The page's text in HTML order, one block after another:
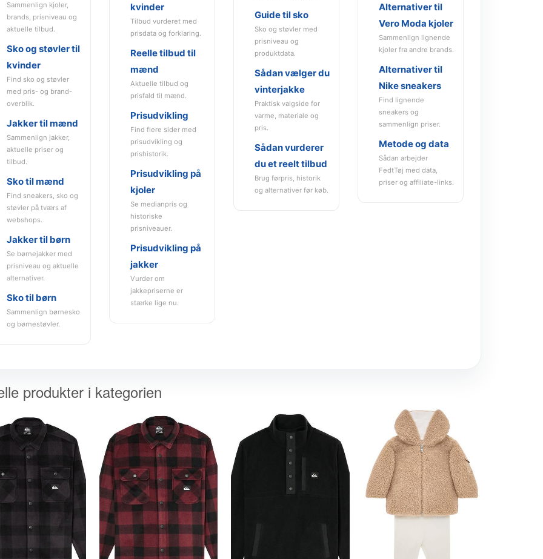
Sammenlign kjoler,
brands, prisniveau og
aktuelle tilbud.
Sko og støvler til
kvinder
Find sko og støvler
med pris- og brand-
overblik.
Jakker til mænd
Sammenlign jakker,
aktuelle priser og
tilbud.
Sko til mænd
Find sneakers, sko og
støvler på tværs af
webshops.
Jakker til børn
Se børnejakker med
prisniveau og aktuelle
alternativer.
Sko til børn
Sammenlign børnesko
og børnestøvler.
kvinder
Tilbud vurderet med
prisdata og forklaring.
Reelle tilbud til
mænd
Aktuelle tilbud og
prisfald til mænd.
Prisudvikling
Find flere sider med
prisudvikling og
prishistorik.
Prisudvikling på
kjoler
Se medianpris og
historiske
prisniveauer.
Prisudvikling på
jakker
Vurder om
jakkepriserne er
stærke lige nu.
Guide til sko
Sko og støvler med
prisniveau og
produktdata.
Sådan vælger du
vinterjakke
Praktisk valgside for
varme, materiale og
pris.
Sådan vurderer
du et reelt tilbud
Brug førpris, historik
og alternativer før køb.
Alternativer til
Vero Moda kjoler
Sammenlign lignende
kjoler fra andre brands.
Alternativer til
Nike sneakers
Find lignende
sneakers og
sammenlign priser.
Metode og data
Sådan arbejder
FedtTøj med data,
priser og affiliate-links.
produkter i kategorien